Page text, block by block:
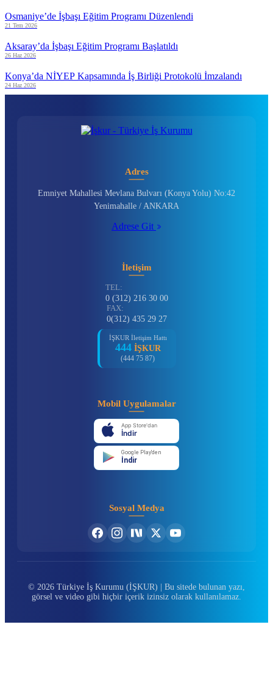
Osmaniye’de İşbaşı Eğitim Programı Düzenlendi
21 Tem 2026
Aksaray’da İşbaşı Eğitim Programı Başlatıldı
26 Haz 2026
Konya’da NİYEP Kapsamında İş Birliği Protokolü İmzalandı
24 Haz 2026
Adres
Emniyet Mahallesi Mevlana Bulvarı (Konya Yolu) No:42
Yenimahalle / ANKARA
Adrese Git
İletişim
TEL:
0 (312) 216 30 00
FAX:
0(312) 435 29 27
İŞKUR İletişim Hattı
444 İŞKUR
(444 75 87)
Mobil Uygulamalar
App Store'dan
İndir
Google Play'den
İndir
Sosyal Medya
© 2026 Türkiye İş Kurumu (İŞKUR) | Bu sitede bulunan yazı,
görsel ve video gibi hiçbir içerik izinsiz olarak kullanılamaz.